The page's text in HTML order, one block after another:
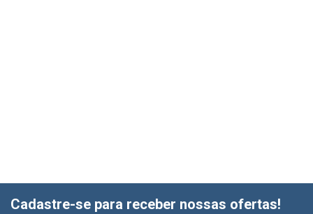
Cadastre-se para receber nossas ofertas!